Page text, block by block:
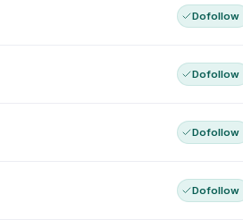
Dofollow
Dofollow
Dofollow
Dofollow